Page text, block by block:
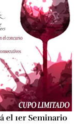
el 1er Seminario